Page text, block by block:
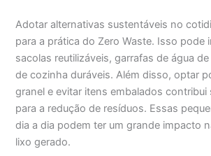
Adotar alternativas sustentáveis no
para a prática do Zero Waste. Isso pode
sacolas reutilizáveis, garrafas de água
de cozinha duráveis. Além disso, optar
granel e evitar itens embalados
para a redução de resíduos. Essas
dia a dia podem ter um grande impacto
lixo gerado.